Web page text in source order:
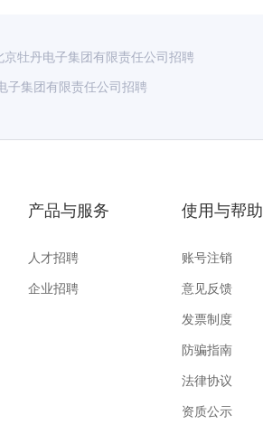
京牡丹电子集团有限责任公司招聘
子集团有限责任公司招聘
产品与服务
人才招聘
企业招聘
使用与帮助
账号注销
意见反馈
发票制度
防骗指南
法律协议
资质公示